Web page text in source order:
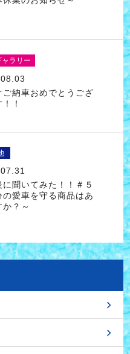
ラリー
ご納車おめでとうござ
！
に聞いてみた！！＃５
の愛車を守る商品はあ
か？～